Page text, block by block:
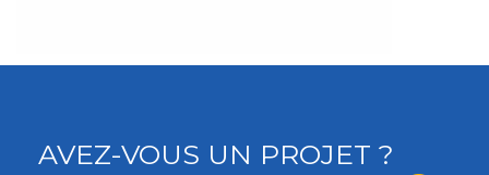
AVEZ-VOUS UN PROJET ?